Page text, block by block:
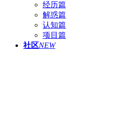
经历篇
解惑篇
认知篇
项目篇
社区NEW